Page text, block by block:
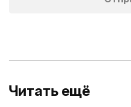
Читать ещё